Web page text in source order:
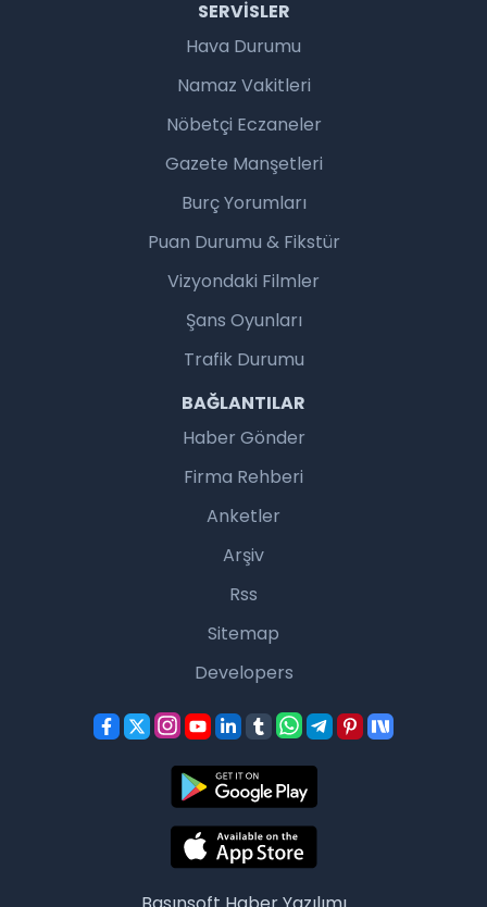
SERVISLER
Hava Durumu
Namaz Vakitleri
Nöbetçi Eczaneler
Gazete Manşetleri
Burç Yorumları
Puan Durumu & Fikstür
Vizyondaki Filmler
Şans Oyunları
Trafik Durumu
BAĞLANTILAR
Haber Gönder
Firma Rehberi
Anketler
Arşiv
Rss
Sitemap
Developers